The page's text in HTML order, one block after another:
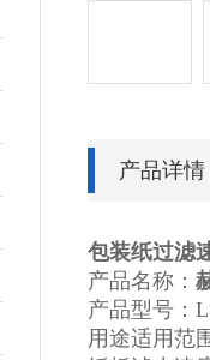
产品详情
包装纸过滤
产品名称：
产品型号：
用途适用范